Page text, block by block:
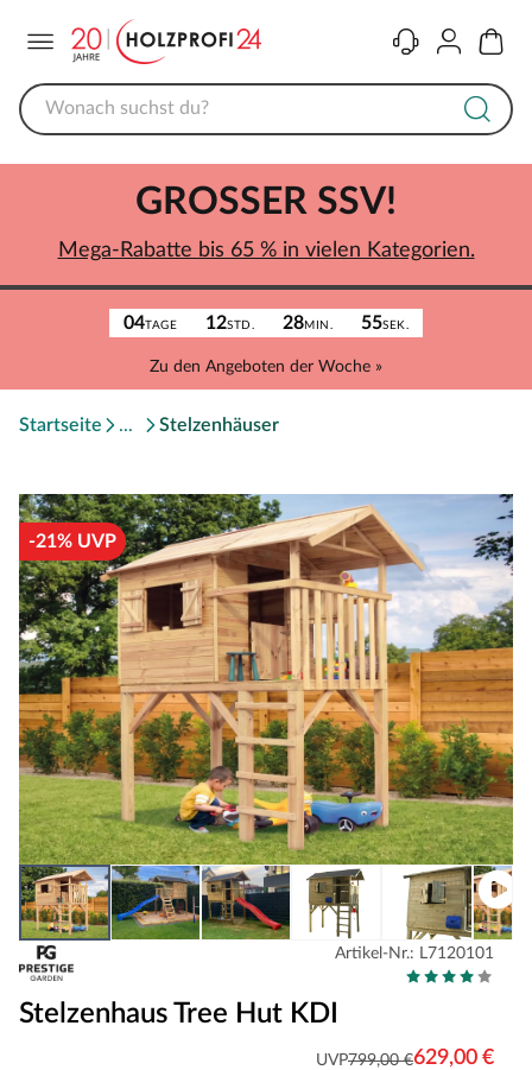
KontaktKonto
04TAGE 12STD. 28MIN. 55SEK.
Zu den Angeboten der Woche »
GROSSER SSV!
Mega-Rabatte bis 65 % in vielen Kategorien.
Startseite Stelzenhäuser
-21% UVP
Artikel-Nr.: L7120101
Stelzenhaus Tree Hut KDI
UVP799,00 €629,00 €